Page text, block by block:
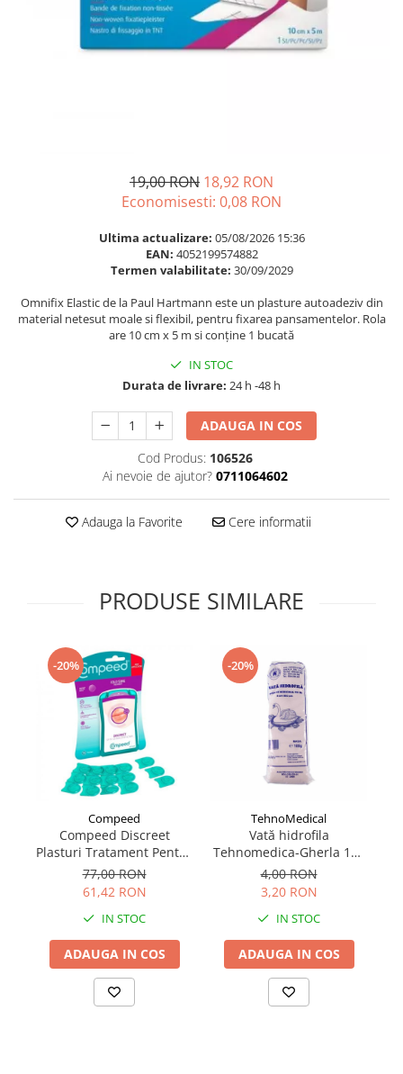
Par si unghii
Slabire si control greutate
Supliment Complexe
Supliment Fier
Supliment Magneziu
Supliment Vitamina C
Supliment Vitamina D3
Supliment Zinc
Tincturi si Gemoderivate
Tuse gat si respiratie
Balsam masca si tratament
19,00 RON 18,92 RON
Economisesti: 0,08 RON
Ultima actualizare: 05/08/2026 15:36
EAN: 4052199574882
Termen valabilitate: 30/09/2029
Omnifix Elastic de la Paul Hartmann este un plasture autoadeziv din
material netesut moale si flexibil, pentru fixarea pansamentelor. Rola
are 10 cm x 5 m si conține 1 bucată
IN STOC
Durata de livrare: 24 h -48 h
ADAUGA IN COS
Cod Produs: 106526
Ai nevoie de ajutor? 0711064602
Adauga la Favorite Cere informatii
PRODUSE SIMILARE
-20%
Compeed
Compeed Discreet
Plasturi Tratament Pentru
Herpes 15 bucăți
77,00 RON
61,42 RON
IN STOC
ADAUGA IN COS
-20%
TehnoMedical
Vată hidrofila
Tehnomedica-Gherla 100
g
4,00 RON
3,20 RON
IN STOC
ADAUGA IN COS